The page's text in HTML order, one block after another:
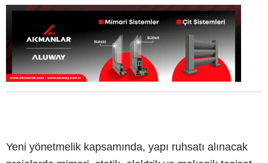
Yeni yönetmelik kapsamında, yapı ruhsatı alınacak